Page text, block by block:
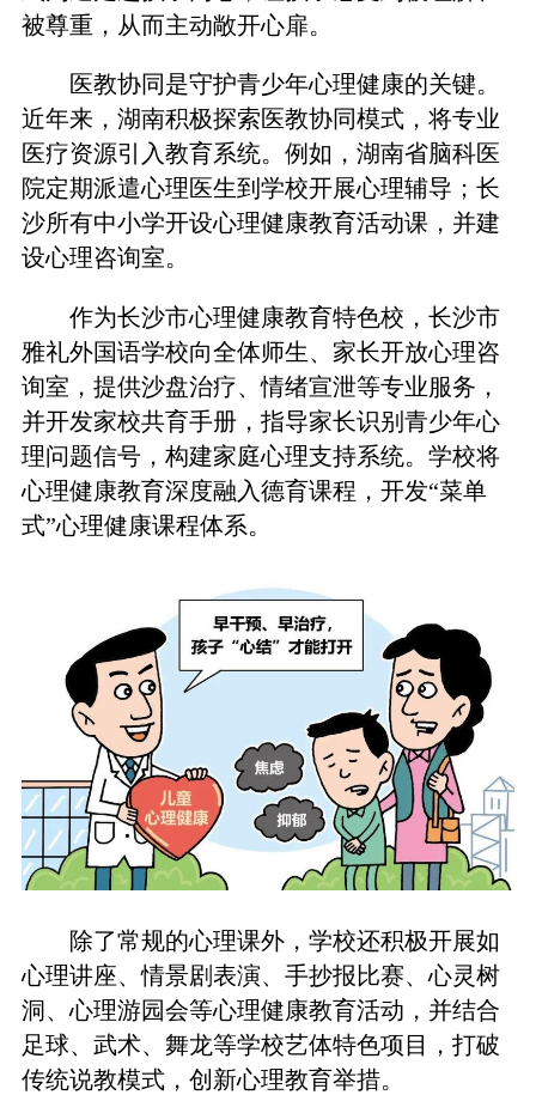
被尊重，从而主动敞开心扉。
医教协同是守护青少年心理健康的关键。
近年来，湖南积极探索医教协同模式，将专业
医疗资源引入教育系统。例如，湖南省脑科医
院定期派遣心理医生到学校开展心理辅导；长
沙所有中小学开设心理健康教育活动课，并建
设心理咨询室。
作为长沙市心理健康教育特色校，长沙市
雅礼外国语学校向全体师生、家长开放心理咨
询室，提供沙盘治疗、情绪宣泄等专业服务，
并开发家校共育手册，指导家长识别青少年心
理问题信号，构建家庭心理支持系统。学校将
心理健康教育深度融入德育课程，开发“菜单
式”心理健康课程体系。
除了常规的心理课外，学校还积极开展如
心理讲座、情景剧表演、手抄报比赛、心灵树
洞、心理游园会等心理健康教育活动，并结合
足球、武术、舞龙等学校艺体特色项目，打破
传统说教模式，创新心理教育举措。